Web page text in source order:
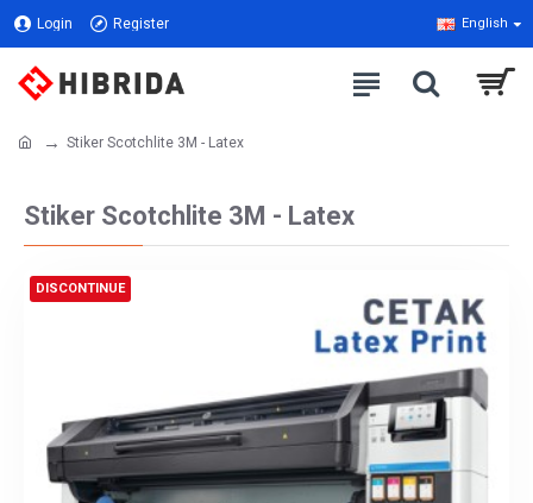
Login Register English
Stiker Scotchlite 3M - Latex
Stiker Scotchlite 3M - Latex
DISCONTINUE